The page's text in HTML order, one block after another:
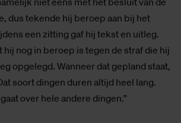
dus tekende hij beroep aan bij het
een zitting gaf hij tekst en uitleg.
hij nog in beroep is tegen de straf die hij
opgelegd. Wanneer dat gepland staat,
soort dingen duren altijd heel lang.
over hele andere dingen.”